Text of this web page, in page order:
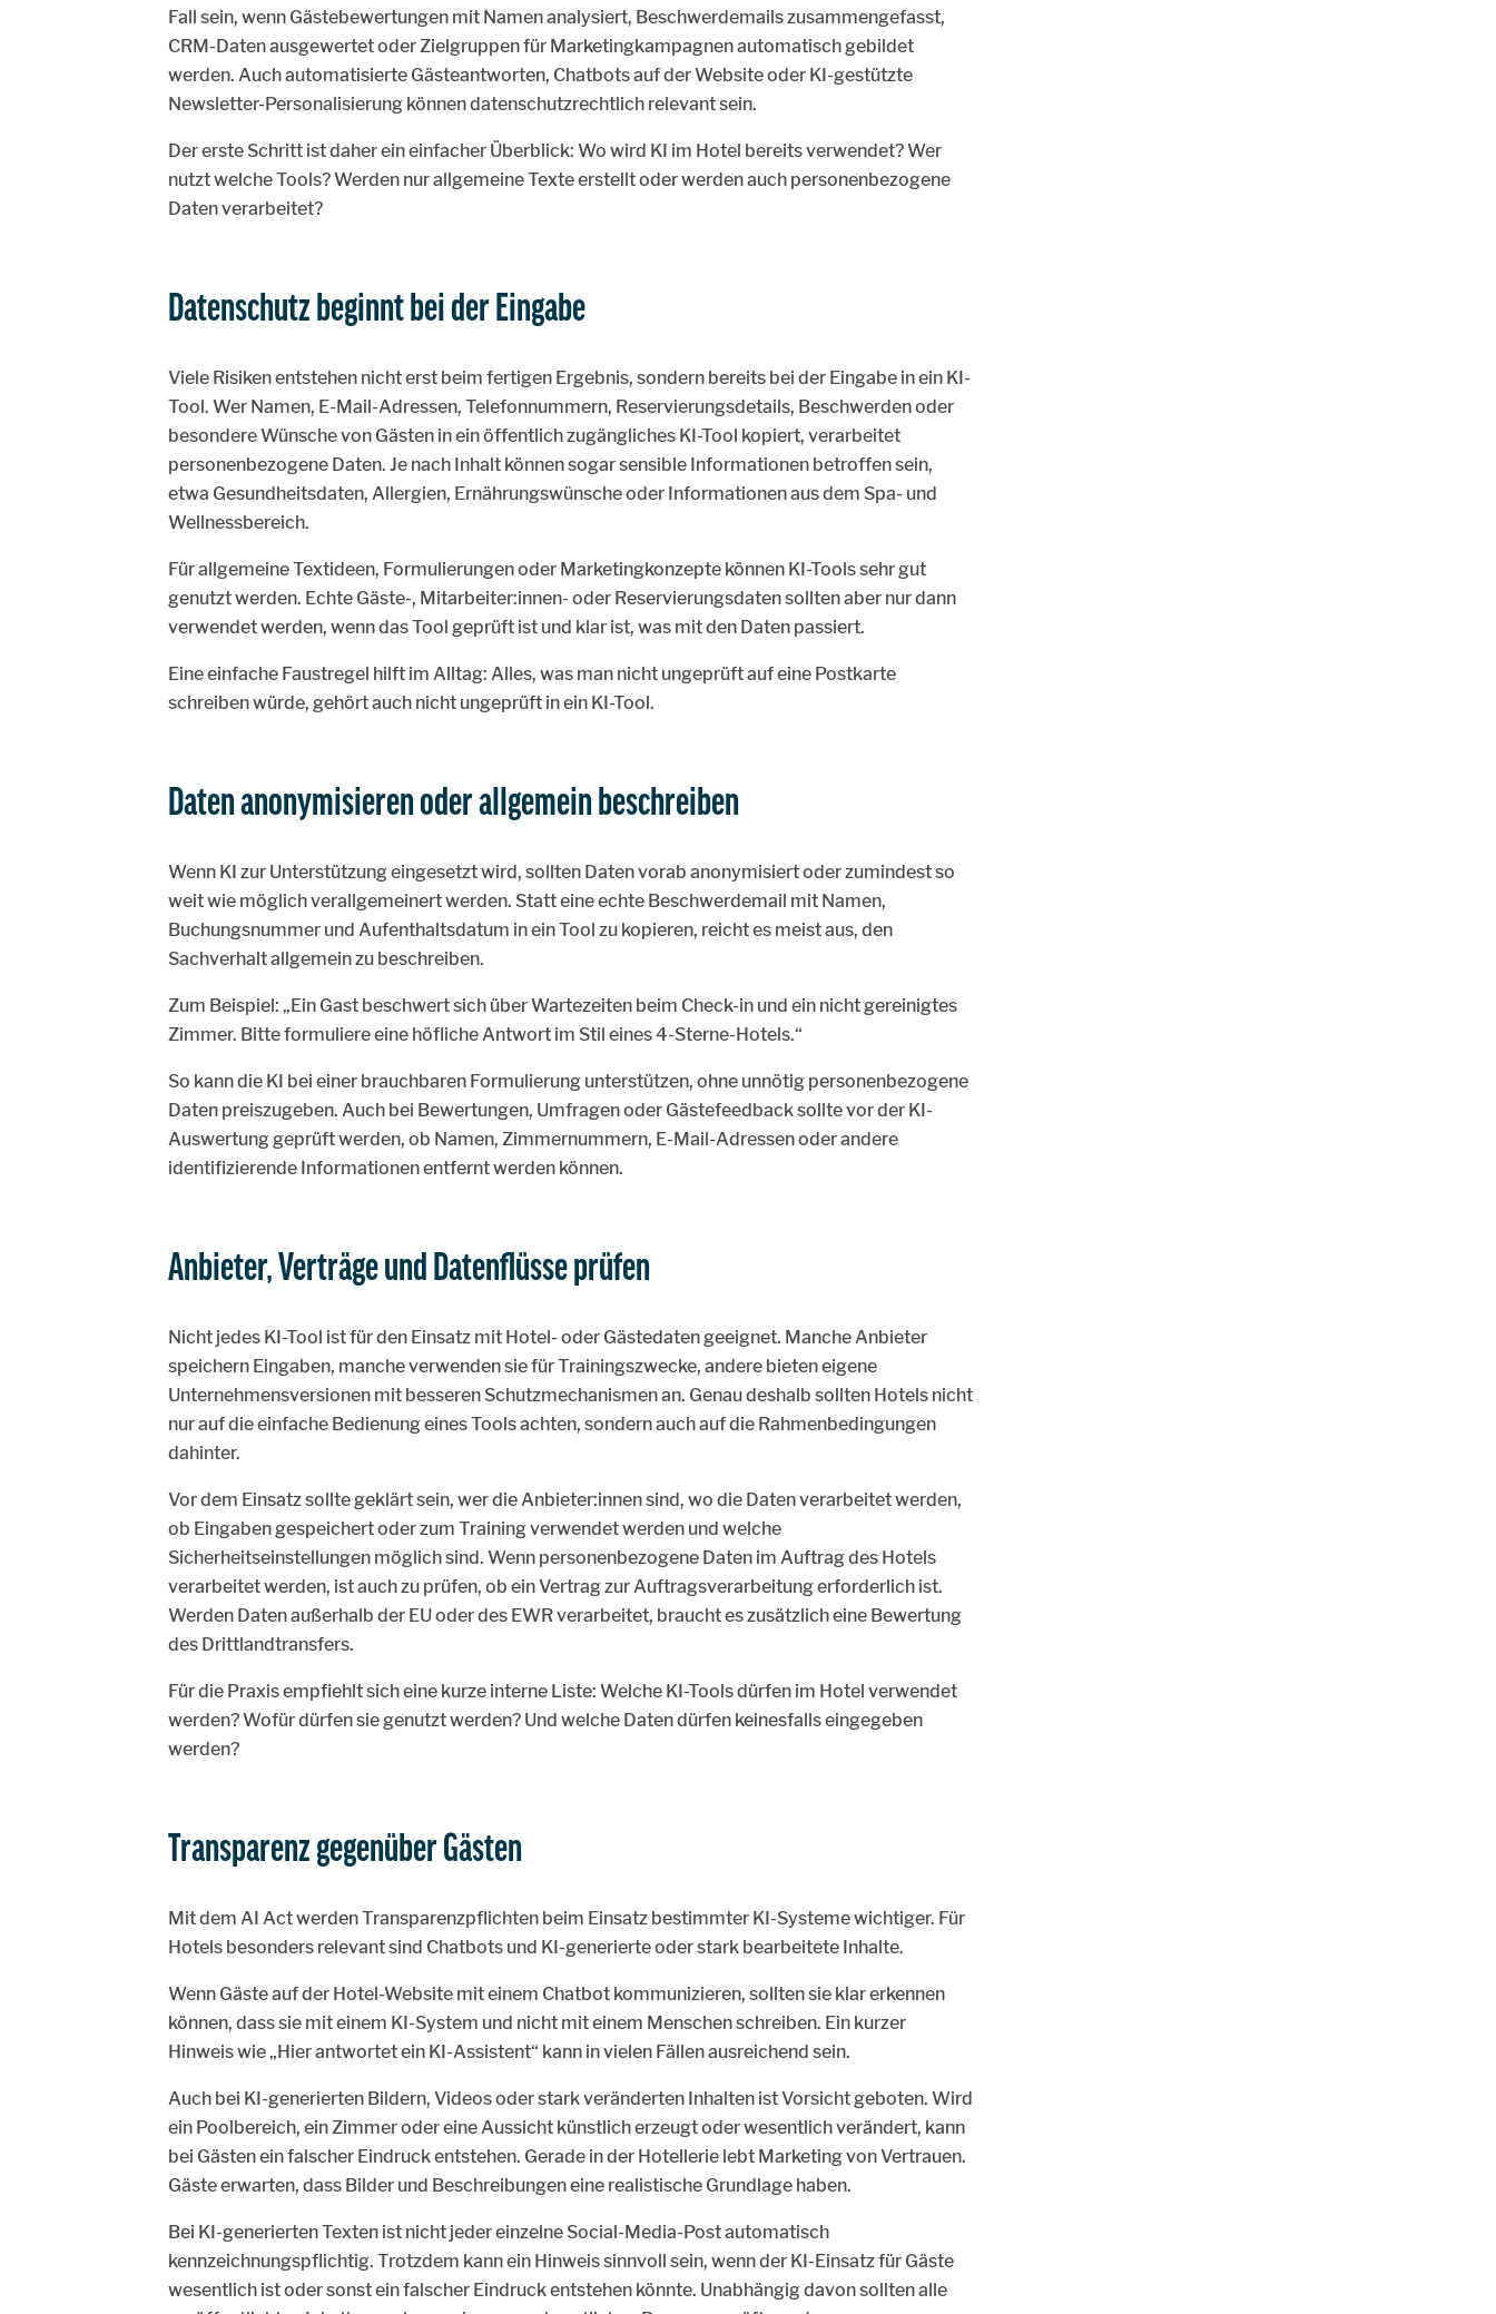
Fall sein, wenn Gästebewertungen mit Namen analysiert, Beschwerdemails zusammengefasst,
CRM-Daten ausgewertet oder Zielgruppen für Marketingkampagnen automatisch gebildet
werden. Auch automatisierte Gästeantworten, Chatbots auf der Website oder KI-gestützte
Newsletter-Personalisierung können datenschutzrechtlich relevant sein.
Der erste Schritt ist daher ein einfacher Überblick: Wo wird KI im Hotel bereits verwendet? Wer
nutzt welche Tools? Werden nur allgemeine Texte erstellt oder werden auch personenbezogene
Daten verarbeitet?
Datenschutz beginnt bei der Eingabe
Viele Risiken entstehen nicht erst beim fertigen Ergebnis, sondern bereits bei der Eingabe in ein KI-
Tool. Wer Namen, E-Mail-Adressen, Telefonnummern, Reservierungsdetails, Beschwerden oder
besondere Wünsche von Gästen in ein öffentlich zugängliches KI-Tool kopiert, verarbeitet
personenbezogene Daten. Je nach Inhalt können sogar sensible Informationen betroffen sein,
etwa Gesundheitsdaten, Allergien, Ernährungswünsche oder Informationen aus dem Spa- und
Wellnessbereich.
Für allgemeine Textideen, Formulierungen oder Marketingkonzepte können KI-Tools sehr gut
genutzt werden. Echte Gäste-, Mitarbeiter:innen- oder Reservierungsdaten sollten aber nur dann
verwendet werden, wenn das Tool geprüft ist und klar ist, was mit den Daten passiert.
Eine einfache Faustregel hilft im Alltag: Alles, was man nicht ungeprüft auf eine Postkarte
schreiben würde, gehört auch nicht ungeprüft in ein KI-Tool.
Daten anonymisieren oder allgemein beschreiben
Wenn KI zur Unterstützung eingesetzt wird, sollten Daten vorab anonymisiert oder zumindest so
weit wie möglich verallgemeinert werden. Statt eine echte Beschwerdemail mit Namen,
Buchungsnummer und Aufenthaltsdatum in ein Tool zu kopieren, reicht es meist aus, den
Sachverhalt allgemein zu beschreiben.
Zum Beispiel: „Ein Gast beschwert sich über Wartezeiten beim Check-in und ein nicht gereinigtes
Zimmer. Bitte formuliere eine höfliche Antwort im Stil eines 4-Sterne-Hotels.“
So kann die KI bei einer brauchbaren Formulierung unterstützen, ohne unnötig personenbezogene
Daten preiszugeben. Auch bei Bewertungen, Umfragen oder Gästefeedback sollte vor der KI-
Auswertung geprüft werden, ob Namen, Zimmernummern, E-Mail-Adressen oder andere
identifizierende Informationen entfernt werden können.
Anbieter, Verträge und Datenflüsse prüfen
Nicht jedes KI-Tool ist für den Einsatz mit Hotel- oder Gästedaten geeignet. Manche Anbieter
speichern Eingaben, manche verwenden sie für Trainingszwecke, andere bieten eigene
Unternehmensversionen mit besseren Schutzmechanismen an. Genau deshalb sollten Hotels nicht
nur auf die einfache Bedienung eines Tools achten, sondern auch auf die Rahmenbedingungen
dahinter.
Vor dem Einsatz sollte geklärt sein, wer die Anbieter:innen sind, wo die Daten verarbeitet werden,
ob Eingaben gespeichert oder zum Training verwendet werden und welche
Sicherheitseinstellungen möglich sind. Wenn personenbezogene Daten im Auftrag des Hotels
verarbeitet werden, ist auch zu prüfen, ob ein Vertrag zur Auftragsverarbeitung erforderlich ist.
Werden Daten außerhalb der EU oder des EWR verarbeitet, braucht es zusätzlich eine Bewertung
des Drittlandtransfers.
Für die Praxis empfiehlt sich eine kurze interne Liste: Welche KI-Tools dürfen im Hotel verwendet
werden? Wofür dürfen sie genutzt werden? Und welche Daten dürfen keinesfalls eingegeben
werden?
Transparenz gegenüber Gästen
Mit dem AI Act werden Transparenzpflichten beim Einsatz bestimmter KI-Systeme wichtiger. Für
Hotels besonders relevant sind Chatbots und KI-generierte oder stark bearbeitete Inhalte.
Wenn Gäste auf der Hotel-Website mit einem Chatbot kommunizieren, sollten sie klar erkennen
können, dass sie mit einem KI-System und nicht mit einem Menschen schreiben. Ein kurzer
Hinweis wie „Hier antwortet ein KI-Assistent“ kann in vielen Fällen ausreichend sein.
Auch bei KI-generierten Bildern, Videos oder stark veränderten Inhalten ist Vorsicht geboten. Wird
ein Poolbereich, ein Zimmer oder eine Aussicht künstlich erzeugt oder wesentlich verändert, kann
bei Gästen ein falscher Eindruck entstehen. Gerade in der Hotellerie lebt Marketing von Vertrauen.
Gäste erwarten, dass Bilder und Beschreibungen eine realistische Grundlage haben.
Bei KI-generierten Texten ist nicht jeder einzelne Social-Media-Post automatisch
kennzeichnungspflichtig. Trotzdem kann ein Hinweis sinnvoll sein, wenn der KI-Einsatz für Gäste
wesentlich ist oder sonst ein falscher Eindruck entstehen könnte. Unabhängig davon sollten alle